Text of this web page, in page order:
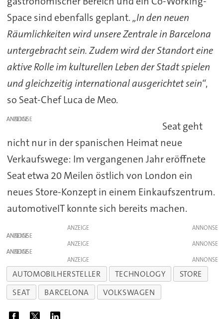
Space sind ebenfalls geplant.„In den neuen
Räumlichkeiten wird unsere Zentrale in Barcelona
untergebracht sein. Zudem wird der Standort eine
aktive Rolle im kulturellen Leben der Stadt spielen
und gleichzeitig international ausgerichtet sein“,
so Seat-Chef Luca de Meo.
ANZEIGE
Seat geht
nicht nur in der spanischen Heimat neue
Verkaufswege: Im vergangenen Jahr eröffnete
Seat etwa 20 Meilen östlich von London ein
neues Store-Konzept in einem Einkaufszentrum.
automotiveIT konnte sich bereits machen.
ANZEIGE
ANZEIGE
ANZEIGE
ANZEIGE
ANZEIGE
AUTOMOBILHERSTELLER TECHNOLOGY
STORE
SEAT
BARCELONA VOLKSWAGEN